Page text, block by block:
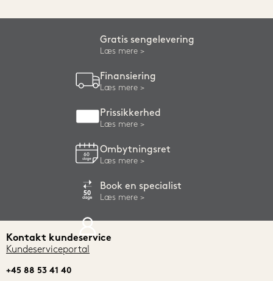
Gratis sengelevering
Læs mere
Finansiering
Læs mere
Prissikkerhed
Læs mere
Ombytningsret
Læs mere
Book en specialist
Læs mere
Kontakt kundeservice
Kundeserviceportal
+45 88 53 41 40